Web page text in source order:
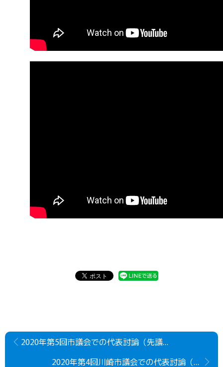
2020年第5回市議会での代表討論（先議）（動画）
2020年第4回川崎市議会での代表討論（追加）（動画）